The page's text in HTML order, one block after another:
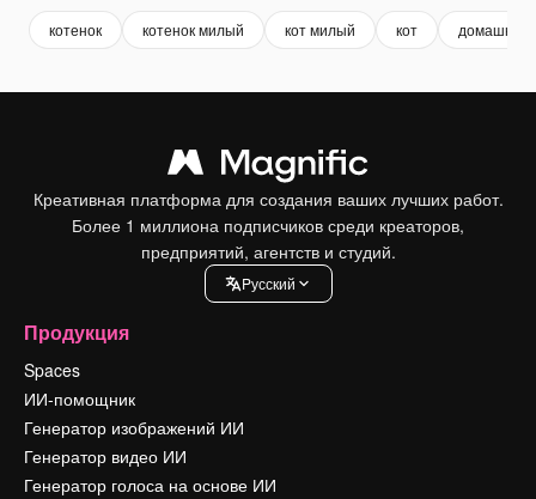
котенок котенок милый кот милый кот домашние
Креативная платформа для создания ваших лучших работ.
Более 1 миллиона подписчиков среди креаторов,
предприятий, агентств и студий.
Pусский
Продукция
Spaces
ИИ-помощник
Генератор изображений ИИ
Генератор видео ИИ
Генератор голоса на основе ИИ